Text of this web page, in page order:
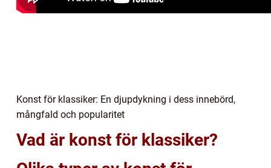
Konst för klassiker: En djupdykning i dess innebörd,
mångfald och popularitet
Vad är konst för klassiker?